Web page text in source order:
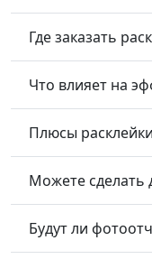
Где заказать
Что влияет на
Плюсы
Можете сделать
Будут ли